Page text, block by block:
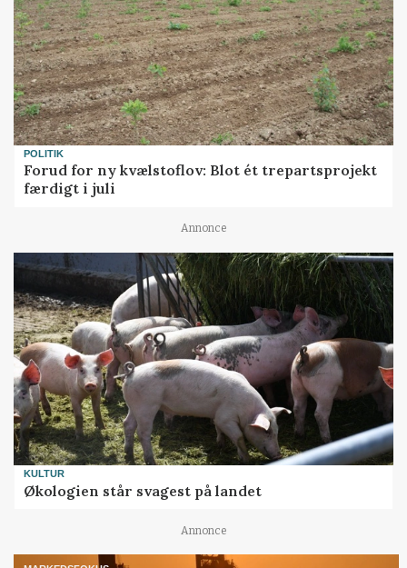
POLITIK
Forud for ny kvælstoflov: Blot ét trepartsprojekt
færdigt i juli
Annonce
KULTUR
Økologien står svagest på landet
Annonce